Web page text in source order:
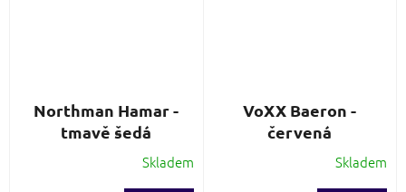
Northman Hamar -
tmavě šedá
Skladem
VoXX Baeron -
červená
Skladem